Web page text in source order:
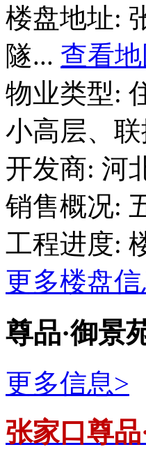
楼盘地址:
隧... 查看地
物业类型:
小高层、
开发商: 河
销售概况:
工程进度:
更多楼盘
尊品·御景
更多信息>
张家口尊品